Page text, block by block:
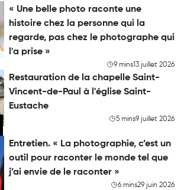
« Une belle photo raconte une
histoire chez la personne qui la
regarde, pas chez le photographe qui
l'a prise »
9 mins13 juillet 2026
Restauration de la chapelle Saint-
Vincent-de-Paul à l'église Saint-
Eustache
5 mins9 juillet 2026
Entretien. « La photographie, c’est un
outil pour raconter le monde tel que
j’ai envie de le raconter »
6 mins29 juin 2026